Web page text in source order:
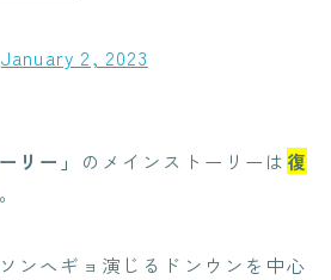
January 2, 2023
リー」 のメインストーリーは復
ンヘギョ演じるドンウンを中心